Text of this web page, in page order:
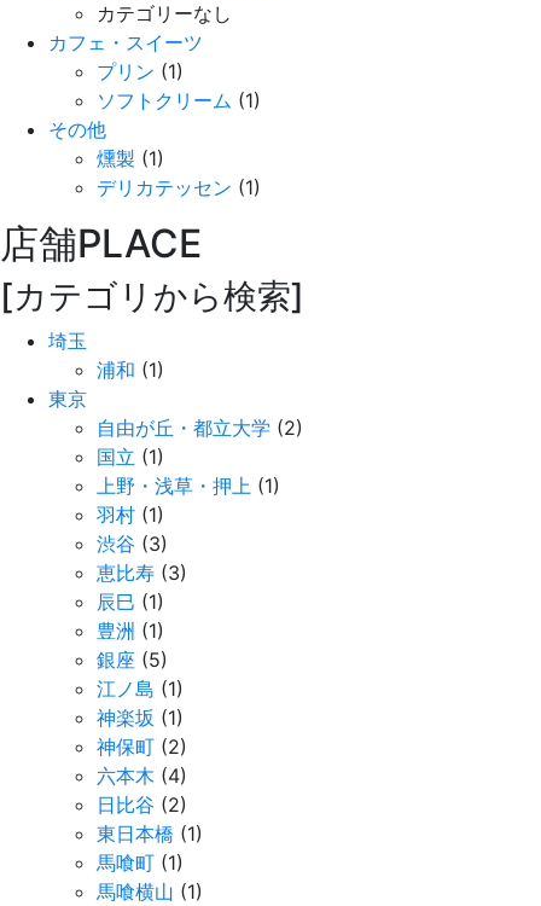
カテゴリーなし
カフェ・スイーツ
プリン (1)
ソフトクリーム (1)
その他
燻製 (1)
デリカテッセン (1)
店舗PLACE
[カテゴリから検索]
埼玉
浦和 (1)
東京
自由が丘・都立大学 (2)
国立 (1)
上野・浅草・押上 (1)
羽村 (1)
渋谷 (3)
恵比寿 (3)
辰巳 (1)
豊洲 (1)
銀座 (5)
江ノ島 (1)
神楽坂 (1)
神保町 (2)
六本木 (4)
日比谷 (2)
東日本橋 (1)
馬喰町 (1)
馬喰横山 (1)